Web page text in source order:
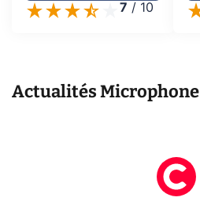
7 / 10
ActualitésMicrophone